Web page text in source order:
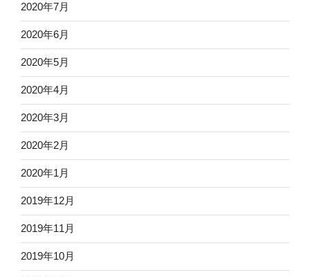
2020年7月
2020年6月
2020年5月
2020年4月
2020年3月
2020年2月
2020年1月
2019年12月
2019年11月
2019年10月